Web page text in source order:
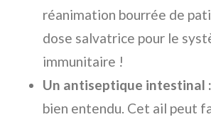
réanimation bourrée de
dose salvatrice pour le
immunitaire !
Un antiseptique intestinal :
bien entendu. Cet ail peut